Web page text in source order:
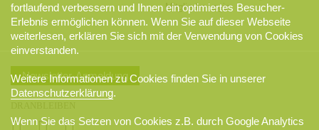
Mitglieder-Login
Newsletter-Anmeldung
fortlaufend verbessern und Ihnen ein optimiertes Besucher-
Erlebnis ermöglichen können. Wenn Sie auf dieser Webseite
weiterlesen, erklären Sie sich mit der Verwendung von Cookies
einverstanden.
Weitere Informationen zu Cookies finden Sie in unserer
Datenschutzerklärung.
Wenn Sie das Setzen von Cookies z.B. durch Google Analytics